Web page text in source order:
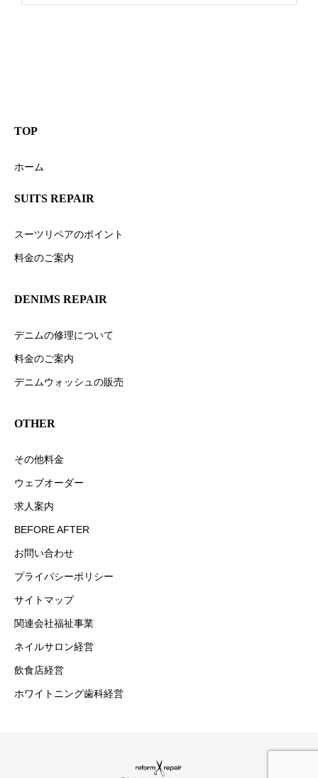
TOP
ホーム
SUITS REPAIR
スーツリペアのポイント
料金のご案内
DENIMS REPAIR
デニムの修理について
料金のご案内
デニムウォッシュの販売
OTHER
その他料金
ウェブオーダー
求人案内
BEFORE AFTER
お問い合わせ
プライバシーポリシー
サイトマップ
関連会社福祉事業
ネイルサロン経営
飲食店経営
ホワイトニング歯科経営